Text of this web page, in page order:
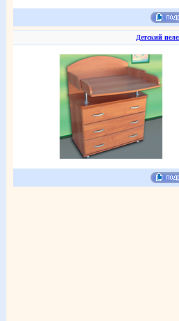
Детский